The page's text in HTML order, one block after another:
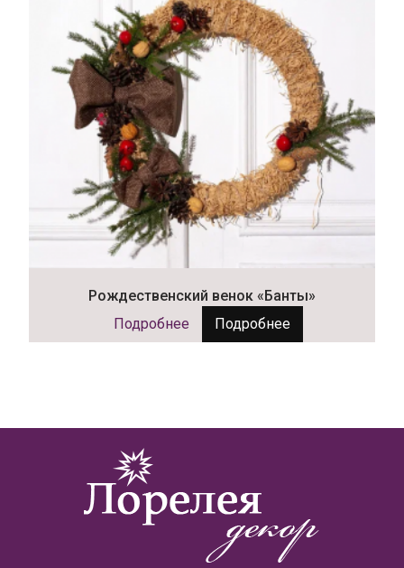
Рождественский венок «Банты»
Подробнее
Подробнее